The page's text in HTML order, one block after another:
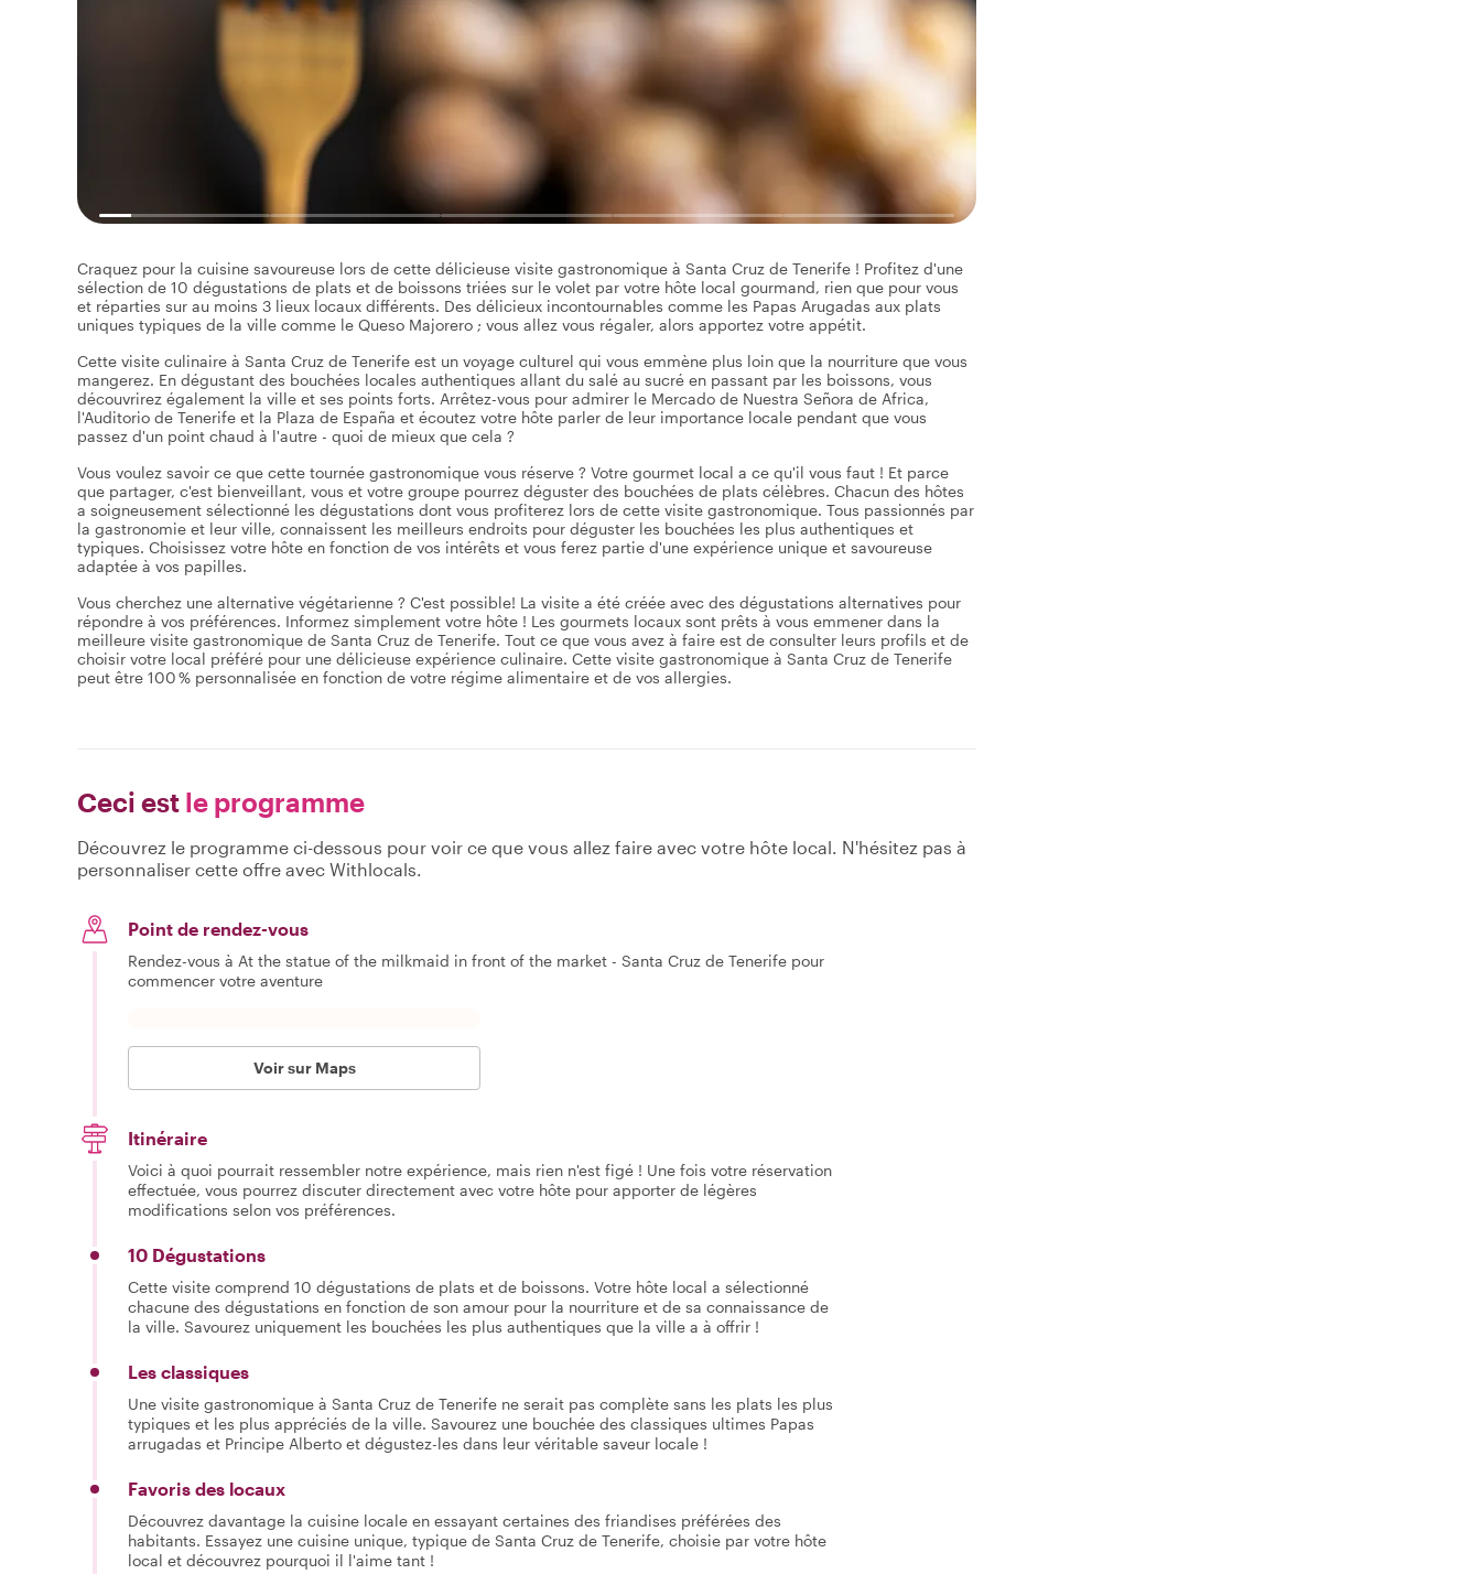
Craquez pour la cuisine savoureuse lors de cette délicieuse visite gastronomique à Santa Cruz de Tenerife ! Profitez d'une
sélection de 10 dégustations de plats et de boissons triées sur le volet par votre hôte local gourmand, rien que pour vous
et réparties sur au moins 3 lieux locaux différents. Des délicieux incontournables comme les Papas Arugadas aux plats
uniques typiques de la ville comme le Queso Majorero ; vous allez vous régaler, alors apportez votre appétit.
Cette visite culinaire à Santa Cruz de Tenerife est un voyage culturel qui vous emmène plus loin que la nourriture que vous
mangerez. En dégustant des bouchées locales authentiques allant du salé au sucré en passant par les boissons, vous
découvrirez également la ville et ses points forts. Arrêtez-vous pour admirer le Mercado de Nuestra Señora de Africa,
l'Auditorio de Tenerife et la Plaza de España et écoutez votre hôte parler de leur importance locale pendant que vous
passez d'un point chaud à l'autre - quoi de mieux que cela ?
Vous voulez savoir ce que cette tournée gastronomique vous réserve ? Votre gourmet local a ce qu'il vous faut ! Et parce
que partager, c'est bienveillant, vous et votre groupe pourrez déguster des bouchées de plats célèbres. Chacun des hôtes
a soigneusement sélectionné les dégustations dont vous profiterez lors de cette visite gastronomique. Tous passionnés par
la gastronomie et leur ville, connaissent les meilleurs endroits pour déguster les bouchées les plus authentiques et
typiques. Choisissez votre hôte en fonction de vos intérêts et vous ferez partie d'une expérience unique et savoureuse
adaptée à vos papilles.
Vous cherchez une alternative végétarienne ? C'est possible! La visite a été créée avec des dégustations alternatives pour
répondre à vos préférences. Informez simplement votre hôte ! Les gourmets locaux sont prêts à vous emmener dans la
meilleure visite gastronomique de Santa Cruz de Tenerife. Tout ce que vous avez à faire est de consulter leurs profils et de
choisir votre local préféré pour une délicieuse expérience culinaire. Cette visite gastronomique à Santa Cruz de Tenerife
peut être 100 % personnalisée en fonction de votre régime alimentaire et de vos allergies.
Ceci est le programme
Découvrez le programme ci-dessous pour voir ce que vous allez faire avec votre hôte local. N'hésitez pas à
personnaliser cette offre avec Withlocals.
Point de rendez-vous
Rendez-vous à At the statue of the milkmaid in front of the market - Santa Cruz de Tenerife pour
commencer votre aventure
Voir sur Maps
Itinéraire
Voici à quoi pourrait ressembler notre expérience, mais rien n'est figé ! Une fois votre réservation
effectuée, vous pourrez discuter directement avec votre hôte pour apporter de légères
modifications selon vos préférences.
10 Dégustations
Cette visite comprend 10 dégustations de plats et de boissons. Votre hôte local a sélectionné
chacune des dégustations en fonction de son amour pour la nourriture et de sa connaissance de
la ville. Savourez uniquement les bouchées les plus authentiques que la ville a à offrir !
Les classiques
Une visite gastronomique à Santa Cruz de Tenerife ne serait pas complète sans les plats les plus
typiques et les plus appréciés de la ville. Savourez une bouchée des classiques ultimes Papas
arrugadas et Principe Alberto et dégustez-les dans leur véritable saveur locale !
Favoris des locaux
Découvrez davantage la cuisine locale en essayant certaines des friandises préférées des
habitants. Essayez une cuisine unique, typique de Santa Cruz de Tenerife, choisie par votre hôte
local et découvrez pourquoi il l'aime tant !